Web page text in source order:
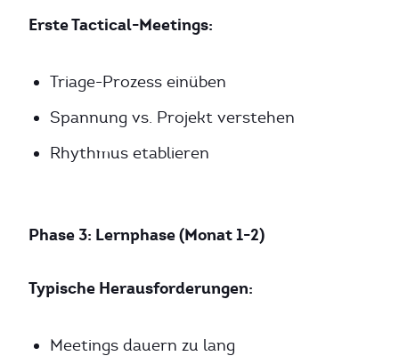
Erste Tactical-Meetings:
Triage-Prozess einüben
Spannung vs. Projekt verstehen
Rhythmus etablieren
Phase 3: Lernphase (Monat 1-2)
Typische Herausforderungen:
Meetings dauern zu lang